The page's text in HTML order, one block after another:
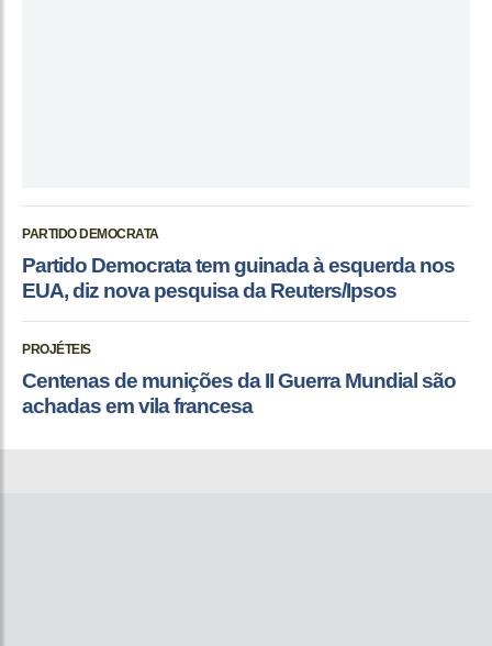
PARTIDO DEMOCRATA
Partido Democrata tem guinada à esquerda nos
EUA, diz nova pesquisa da Reuters/Ipsos
PROJÉTEIS
Centenas de munições da II Guerra Mundial são
achadas em vila francesa